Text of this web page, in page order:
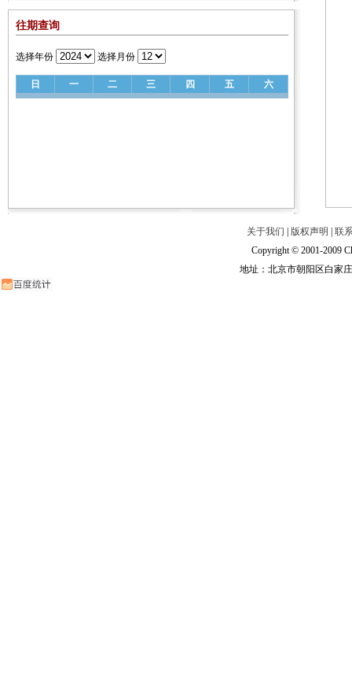
往期查询
选择年份 选择月份
日 一 二 三 四 五 六
关于我们 版权声明
联
Copyright © 2001-2009
地址：北京市朝阳区白家